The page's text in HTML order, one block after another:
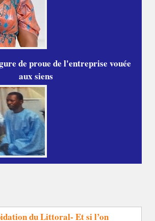
de proue de l'entreprise vouée
aux siens
du Littoral- Et si l’on